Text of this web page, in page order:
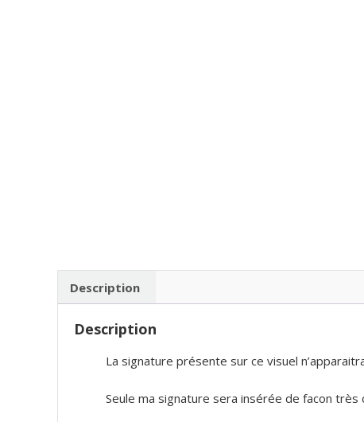
Description
Description
La signature présente sur ce visuel
Seule ma signature sera insérée de facon